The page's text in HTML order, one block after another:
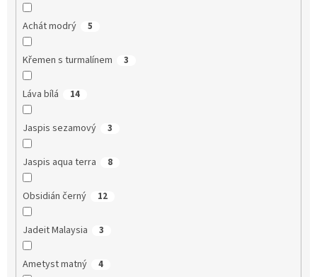
Achát modrý 5
Křemen s turmalínem 3
Láva bílá 14
Jaspis sezamový 3
Jaspis aqua terra 8
Obsidián černý 12
Jadeit Malaysia 3
Ametyst matný 4